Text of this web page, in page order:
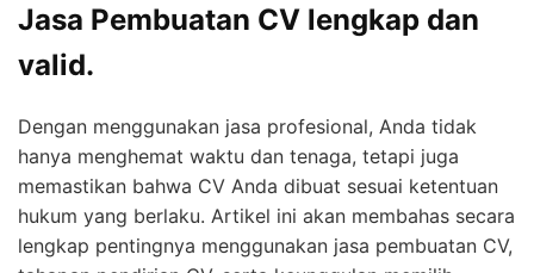
Jasa Pembuatan CV lengkap dan
valid.
Dengan menggunakan jasa profesional, Anda tidak
hanya menghemat waktu dan tenaga, tetapi juga
memastikan bahwa CV Anda dibuat sesuai ketentuan
hukum yang berlaku. Artikel ini akan membahas secara
lengkap pentingnya menggunakan jasa pembuatan CV,